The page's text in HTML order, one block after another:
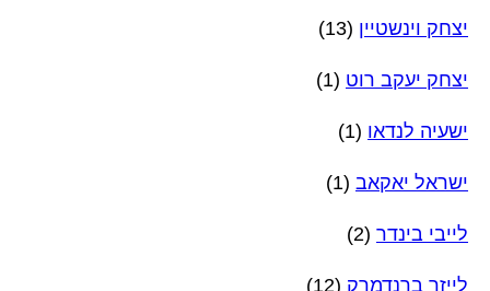
יצחק וינשטיין (13)
יצחק יעקב רוט (1)
ישעיה לנדאו (1)
ישראל יאקאב (1)
לייבי בינדר (2)
לייזר ברנדמרק (12)